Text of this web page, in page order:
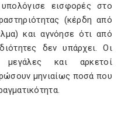
εισφορές στο
(κέρδη από
και αγνόησε ότι από
δεν υπάρχει. Οι
μεγάλες και αρκετοί
μηνιαίως ποσά που